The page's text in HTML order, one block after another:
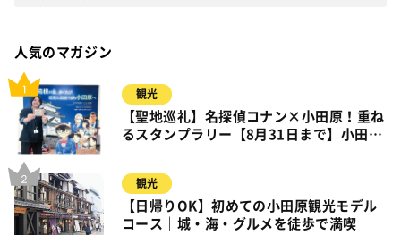
人気のマガジン
観光
【聖地巡礼】名探偵コナン×小田原！重ね
るスタンプラリー【8月31日まで】小田
観光
【日帰りOK】初めての小田原観光モデル
コース｜城・海・グルメを徒歩で満喫